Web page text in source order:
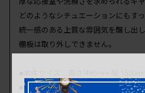
どのようなシチュエーションにもすっ
統一感のある上質な雰囲気を醸し出し
棚板は取り外しできません。
■棚の高さ 各 330mm